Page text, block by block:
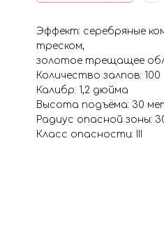
Эффект: серебряные
треском;
золотое трещащее
Количество залпов: 100
Калибр: 1,2 дюйма
Высота подъёма: 30
Радиус опасной зоны:
Класс опасности: III